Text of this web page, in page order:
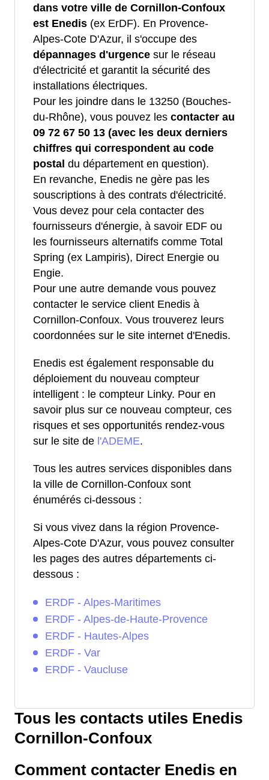
dans votre ville de Cornillon-Confoux
est Enedis (ex ErDF). En Provence-
Alpes-Cote D'Azur, il s'occupe des
dépannages d'urgence sur le réseau
d'électricité et garantit la sécurité des
installations électriques.
Pour les joindre dans le 13250 (Bouches-
du-Rhône), vous pouvez les contacter au
09 72 67 50 13 (avec les deux derniers
chiffres qui correspondent au code
postal du département en question).
En revanche, Enedis ne gère pas les
souscriptions à des contrats d'électricité.
Vous devez pour cela contacter des
fournisseurs d'énergie, à savoir EDF ou
les fournisseurs alternatifs comme Total
Spring (ex Lampiris), Direct Energie ou
Engie.
Pour une autre demande vous pouvez
contacter le service client Enedis à
Cornillon-Confoux. Vous trouverez leurs
coordonnées sur le site internet d'Enedis.
Enedis est également responsable du
déploiement du nouveau compteur
intelligent : le compteur Linky. Pour en
savoir plus sur ce nouveau compteur, ces
risques et ses opportunités rendez-vous
sur le site de l'ADEME.
Tous les autres services disponibles dans
la ville de Cornillon-Confoux sont
énumérés ci-dessous :
Si vous vivez dans la région Provence-
Alpes-Cote D'Azur, vous pouvez consulter
les pages des autres départements ci-
dessous :
ERDF - Alpes-Maritimes
ERDF - Alpes-de-Haute-Provence
ERDF - Hautes-Alpes
ERDF - Var
ERDF - Vaucluse
Tous les contacts utiles Enedis
Cornillon-Confoux
Comment contacter Enedis en